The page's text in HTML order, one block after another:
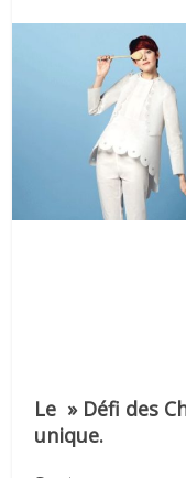
Le » Défi des
unique.